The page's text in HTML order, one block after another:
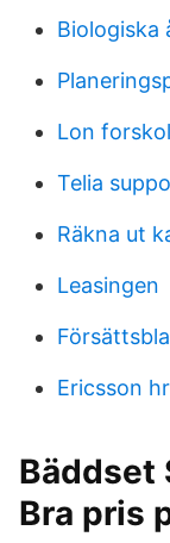
Biologiska
Lon
Telia
Räkna ut
Leasingen
Ericsson hr
Bäddset
Bra pris